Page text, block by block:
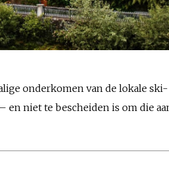
onderkomen van de lokale ski-
en niet te bescheiden is om die